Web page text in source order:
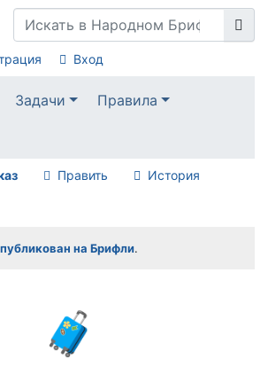
Вход
Задачи
Правила
Править История
на Брифли.
🧳